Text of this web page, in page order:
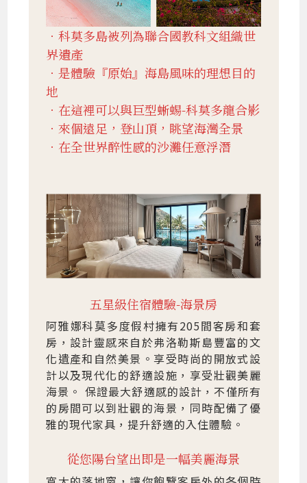
．科莫多島被列為聯合國教科文組織世
界遺產
．是體驗『原始』海島風味的理想目的
地
．在這裡可以與巨型蜥蜴-科莫多龍合影
．來個遠足，登山頂，眺望海灣全景
．在全世界醉性感的沙灘任意浮潛
五星級住宿體驗-海景房
阿雅娜科莫多度假村擁有205間客房和套
房，設計靈感來自於弗洛勒斯島豐富的文
化遺產和自然美景。享受時尚的開放式設
計以及現代化的舒適設施，享受壯觀美麗
海景。 保證最大舒適感的設計，不僅所有
的房間可以到壯觀的海景，同時配備了優
雅的現代家具，提升舒適的入住體驗。
從您陽台望出即是一幅美麗海景